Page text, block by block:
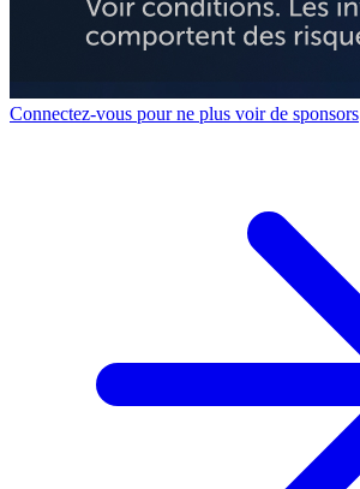
Connectez-vous pour ne plus voir de sponsors